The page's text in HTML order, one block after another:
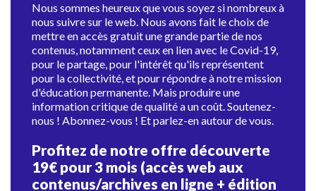
Nous sommes heureux que vous soyez si nombreux à
nous suivre sur le web. Nous avons fait le choix de
mettre en accès gratuit une grande partie de nos
contenus, notamment ceux en lien avec le Covid-19,
pour le partage, pour l'intérêt qu'ils représentent
pour la collectivité, et pour répondre à notre mission
d'éducation permanente. Mais produire une
information critique de qualité a un coût. Soutenez-
nous ! Abonnez-vous ! Et parlez-en autour de vous.
Profitez de notre offre découverte
19€ pour 3 mois (accès web aux
contenus/archives en ligne + édition